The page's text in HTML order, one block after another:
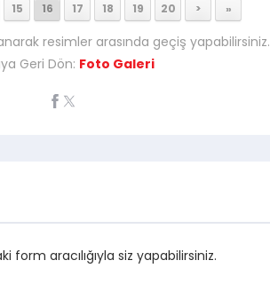
15 16 17 18 19 20 > »
resimler arasında geçiş yapabilirsiniz.
Geri Dön: Foto Galeri
form aracılığıyla siz yapabilirsiniz.